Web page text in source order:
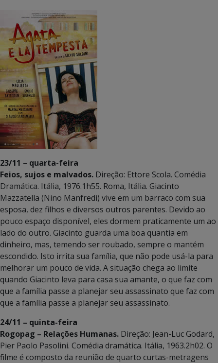
23/11 – quarta-feira
Feios, sujos e malvados. Direção: Ettore Scola. Comédia
Dramática. Itália, 1976.1h55. Roma, Itália. Giacinto
Mazzatella (Nino Manfredi) vive em um barraco com sua
esposa, dez filhos e diversos outros parentes. Devido ao
pouco espaço disponível, eles dormem praticamente um ao
lado do outro. Giacinto guarda uma boa quantia em
dinheiro, mas, temendo ser roubado, sempre o mantém
escondido. Isto irrita sua família, que não pode usá-la para
melhorar um pouco de vida. A situação chega ao limite
quando Giacinto leva para casa sua amante, o que faz com
que a família passe a planejar seu assassinato que faz com
que a família passe a planejar seu assassinato.
24/11 – quinta-feira
Rogopag – Relações Humanas. Direção: Jean-Luc Godard,
Pier Paolo Pasolini. Comédia dramática. Itália, 1963.2h02. O
filme é composto da reunião de quarto curtas-metragens